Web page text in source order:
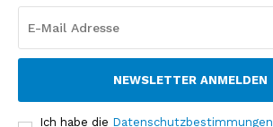
NEWSLETTER ANMELDEN
Ich habe die Datenschutzbestimmungen